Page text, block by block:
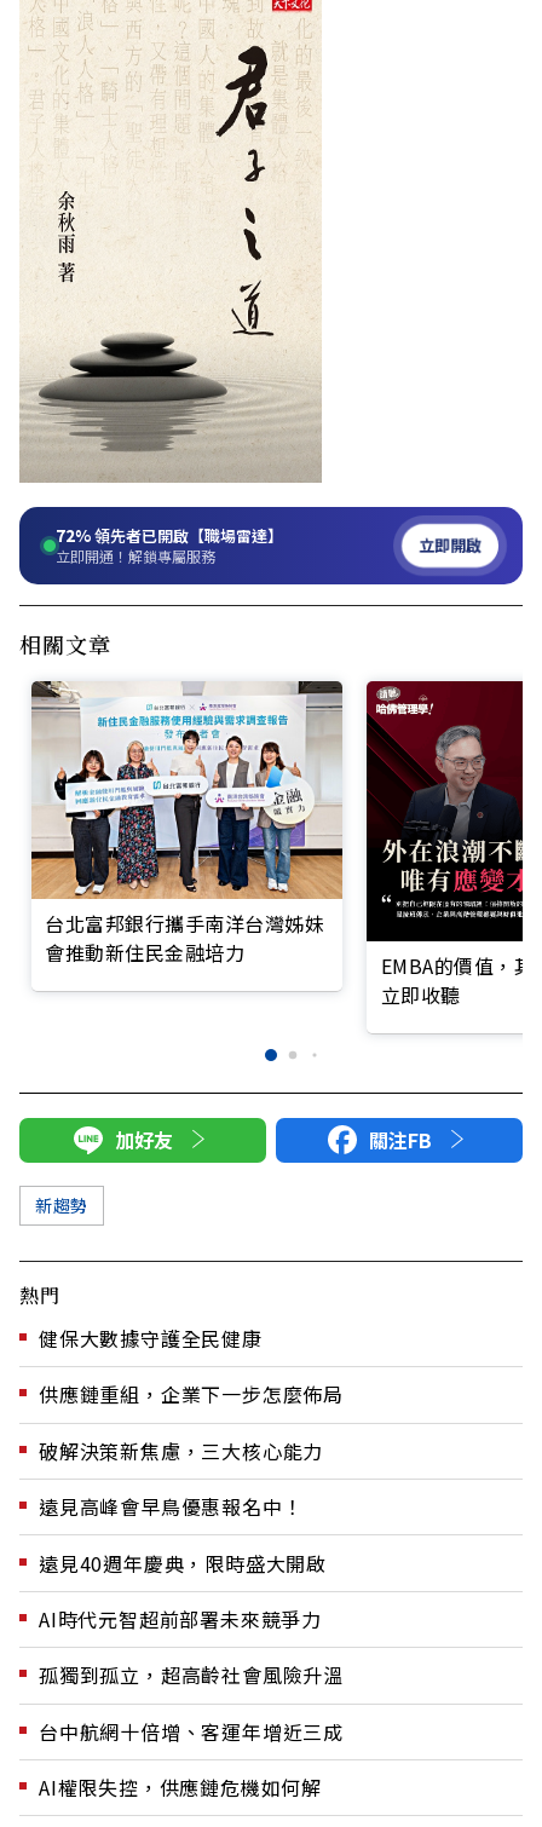
72%領先者已開啟【職場雷達】
立即開通！解鎖專屬服務 立即開啟
相關文章
台北富邦銀行攜手南洋台灣姊妹
會推動新住民金融培力
EMBA的價值，
立即收聽
加好友 關注FB
新趨勢
熱門
健保大數據守護全民健康
供應鏈重組，企業下一步怎麼佈局
破解決策新焦慮，三大核心能力
遠見高峰會早鳥優惠報名中！
遠見40週年慶典，限時盛大開啟
AI時代元智超前部署未來競爭力
孤獨到孤立，超高齡社會風險升溫
台中航網十倍增、客運年增近三成
AI權限失控，供應鏈危機如何解